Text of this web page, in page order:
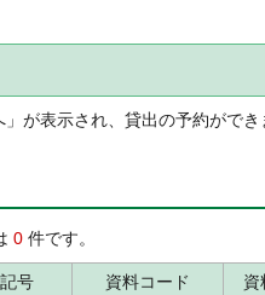
が表示され、貸出の予約ができ
0 件です。
号 資料コード 資